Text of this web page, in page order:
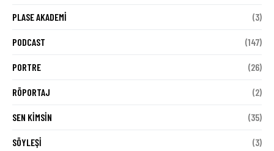
PLASE AKADEMI (3)
PODCAST (147)
PORTRE (26)
RÖPORTAJ (2)
SEN KIMSIN (35)
SÖYLEŞI (3)